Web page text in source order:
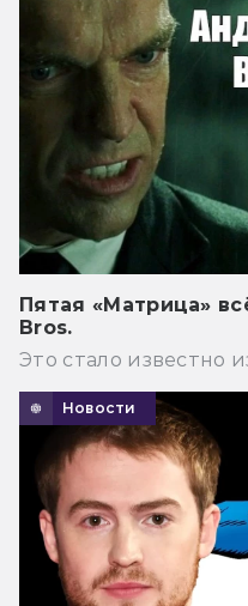
Пятая «Матрица»
Bros.
Это стало известно
Новости